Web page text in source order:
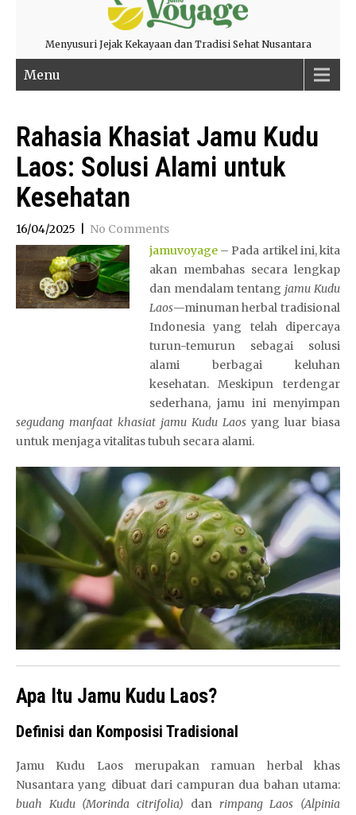
Menyusuri Jejak Kekayaan dan Tradisi Sehat Nusantara
Menu
Rahasia Khasiat Jamu Kudu
Laos: Solusi Alami untuk
Kesehatan
16/04/2025
No Comments
jamuvoyage– Pada artikel ini, kita
akan membahas secara lengkap
dan mendalam tentang jamu Kudu
Laos—minuman herbal tradisional
Indonesia yang telah dipercaya
turun-temurun sebagai solusi
alami berbagai keluhan
kesehatan. Meskipun terdengar
sederhana, jamu ini menyimpan
segudang manfaat khasiat jamu Kudu Laos yang luar biasa
untuk menjaga vitalitas tubuh secara alami.
Apa Itu Jamu Kudu Laos?
Definisi dan Komposisi Tradisional
Jamu Kudu Laos merupakan ramuan herbal khas
Nusantara yang dibuat dari campuran dua bahan utama:
buah Kudu (Morinda citrifolia) dan rimpang Laos (Alpinia